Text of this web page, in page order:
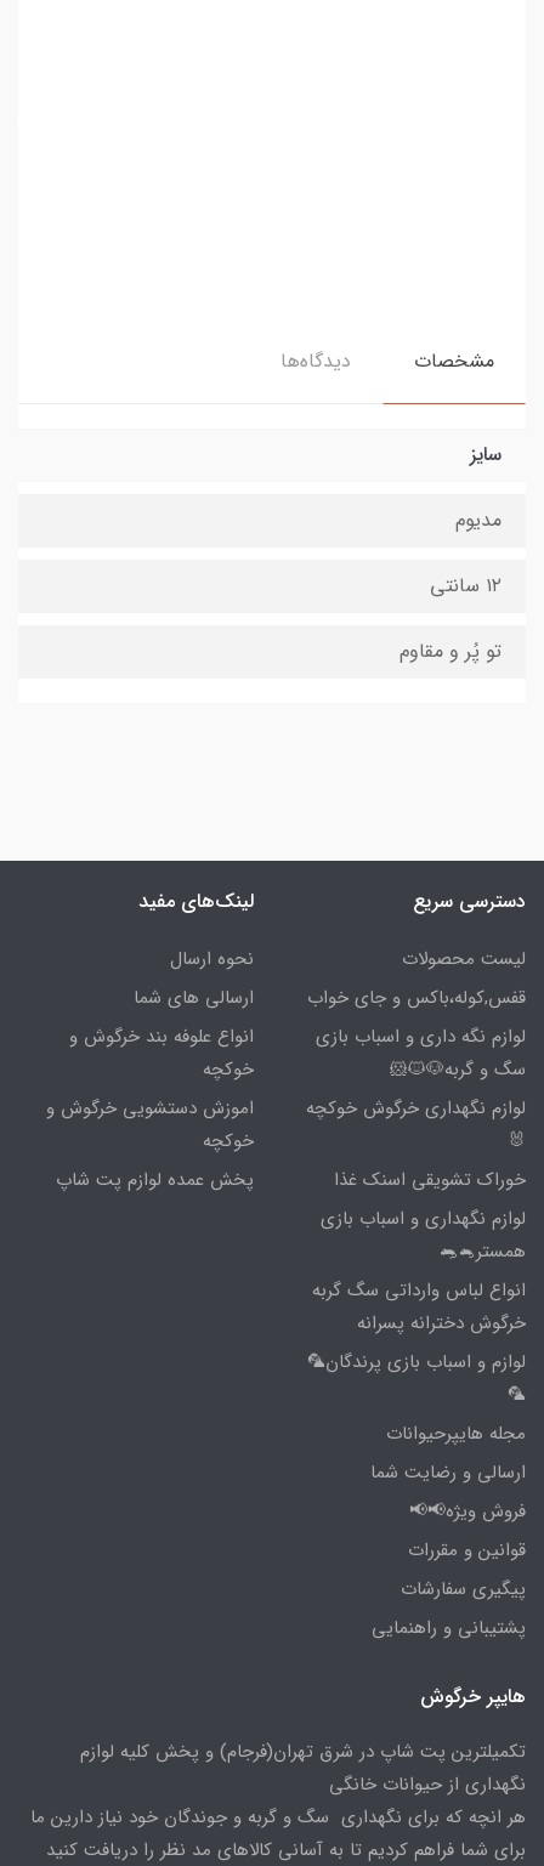
مشخصات دیدگاه‌ها
سایز
مدیوم
۱۲ سانتی
تو پُر و مقاوم
دسترسی سریع
لیست محصولات
قفس,کوله،باکس و جای خواب
لوازم نگه داری و اسباب بازی
سگ و گربه🐶🐱🐹
لوازم نگهداری خرگوش خوکچه
🐰
خوراک تشویقی اسنک غذا
لوازم نگهداری و اسباب بازی
همستر🐁🐀
انواع لباس وارداتی سگ گربه
خرگوش دخترانه پسرانه
لوازم و اسباب بازی پرندگان🦜
🦜
مجله هایپرحیوانات
ارسالی و رضایت شما
فروش ویژه📢📢
قوانین و مقررات
پیگیری سفارشات
پشتیبانی و راهنمایی
لینک‌های مفید
نحوه ارسال
ارسالی های شما
انواع علوفه بند خرگوش و
خوکچه
اموزش دستشویی خرگوش و
خوکچه
پخش عمده لوازم پت شاپ
هایپر خرگوش
تکمیلترین پت شاپ در شرق تهران(فرجام) و پخش کلیه لوازم
نگهداری از حیوانات خانگی
هر انچه که برای نگهداری سگ و گربه و جوندگان خود نیاز دارین ما
برای شما فراهم کردیم تا به آسانی کالاهای مد نظر را دریافت کنید